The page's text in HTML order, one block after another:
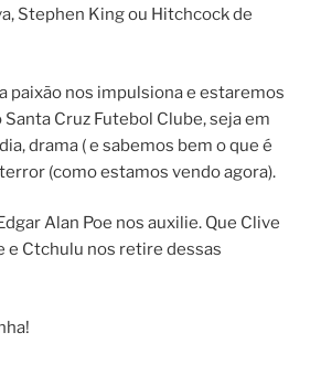
Stephen King ou Hitchcock de
paixão nos impulsiona e estaremos
Cruz Futebol Clube, seja em
drama ( e sabemos bem o que é
(como estamos vendo agora).
Alan Poe nos auxilie. Que Clive
e Ctchulu nos retire dessas